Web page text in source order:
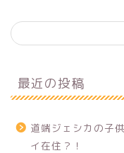
最近の投稿
道端ジェシカの子
イ在住？！